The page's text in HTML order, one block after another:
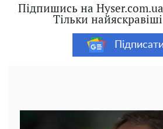
Підпишись на
Тільки